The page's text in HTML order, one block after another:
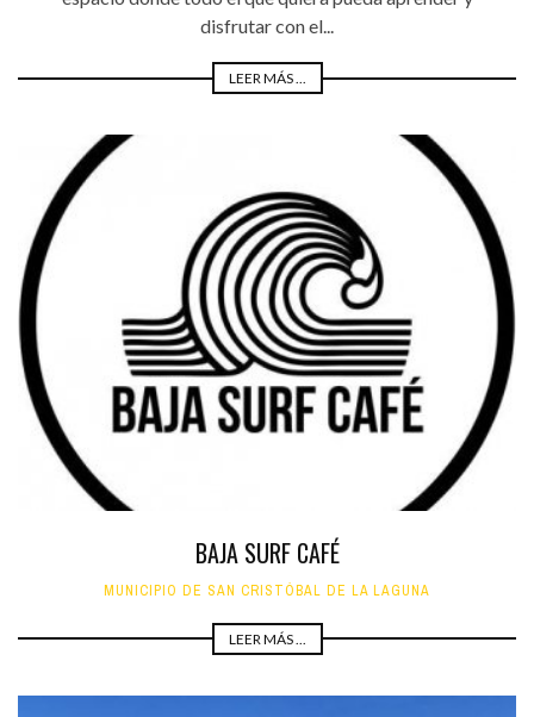
disfrutar con el...
LEER MÁS ...
BAJA SURF CAFÉ
MUNICIPIO DE SAN CRISTÓBAL DE LA LAGUNA
LEER MÁS ...